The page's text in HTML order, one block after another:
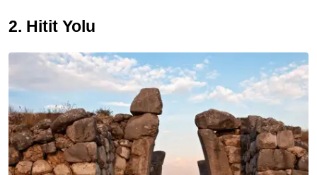
2. Hitit Yolu